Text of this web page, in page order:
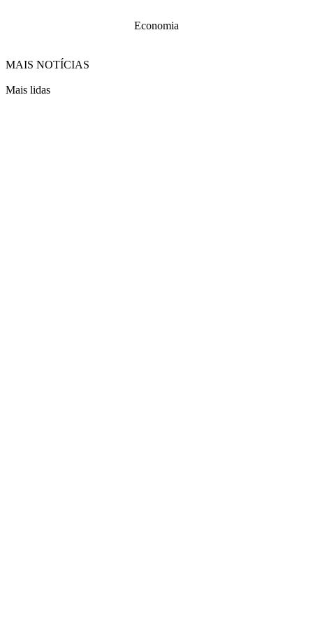
Economia
MAIS NOTÍCIAS
Mais lidas